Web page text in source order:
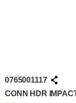
0765001117
CONN HDR